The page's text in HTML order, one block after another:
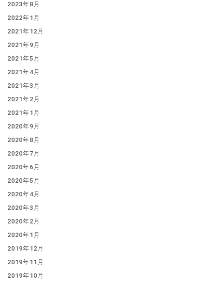
2023年8月
2022年1月
2021年12月
2021年9月
2021年5月
2021年4月
2021年3月
2021年2月
2021年1月
2020年9月
2020年8月
2020年7月
2020年6月
2020年5月
2020年4月
2020年3月
2020年2月
2020年1月
2019年12月
2019年11月
2019年10月